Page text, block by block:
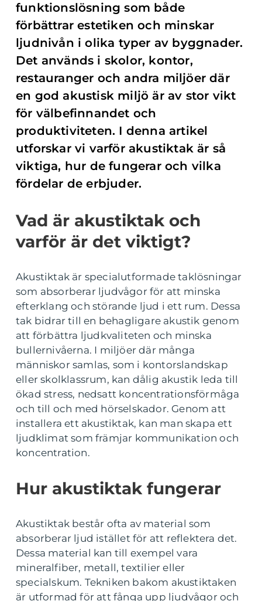
funktionslösning som både
förbättrar estetiken och minskar
ljudnivån i olika typer av byggnader.
Det används i skolor, kontor,
restauranger och andra miljöer där
en god akustisk miljö är av stor vikt
för välbefinnandet och
produktiviteten. I denna artikel
utforskar vi varför akustiktak är så
viktiga, hur de fungerar och vilka
fördelar de erbjuder.
Vad är akustiktak och
varför är det viktigt?
Akustiktak är specialutformade taklösningar
som absorberar ljudvågor för att minska
efterklang och störande ljud i ett rum. Dessa
tak bidrar till en behagligare akustik genom
att förbättra ljudkvaliteten och minska
bullernivåerna. I miljöer där många
människor samlas, som i kontorslandskap
eller skolklassrum, kan dålig akustik leda till
ökad stress, nedsatt koncentrationsförmåga
och till och med hörselskador. Genom att
installera ett akustiktak, kan man skapa ett
ljudklimat som främjar kommunikation och
koncentration.
Hur akustiktak fungerar
Akustiktak består ofta av material som
absorberar ljud istället för att reflektera det.
Dessa material kan till exempel vara
mineralfiber, metall, textilier eller
specialskum. Tekniken bakom akustiktaken
är utformad för att fånga upp ljudvågor och